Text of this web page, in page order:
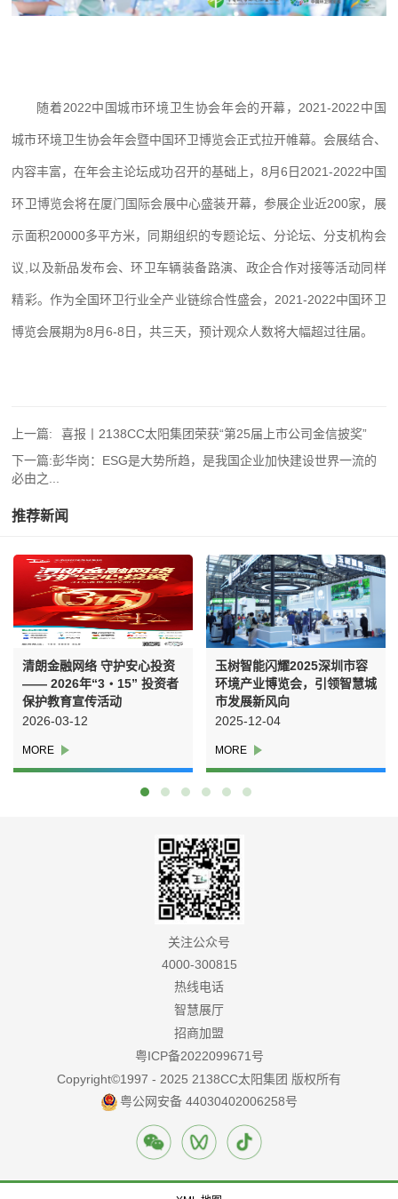
随着2022中国城市环境卫生协会年会的开幕，2021-2022中国
城市环境卫生协会年会暨中国环卫博览会正式拉开帷幕。会展结合、
内容丰富，在年会主论坛成功召开的基础上，8月6日2021-2022中国
环卫博览会将在厦门国际会展中心盛装开幕，参展企业近200家，展
示面积20000多平方米，同期组织的专题论坛、分论坛、分支机构会
议,以及新品发布会、环卫车辆装备路演、政企合作对接等活动同样
精彩。作为全国环卫行业全产业链综合性盛会，2021-2022中国环卫
博览会展期为8月6-8日，共三天，预计观众人数将大幅超过往届。
上一篇:
喜报丨2138CC太阳集团荣获“第25届上市公司金信披奖”
下一篇:彭华岗：ESG是大势所趋，是我国企业加快建设世界一流的
必由之...
推荐新闻
清朗金融网络 守护安心投资
—— 2026年“3・15” 投资者
保护教育宣传活动
2026-03-12
玉树智能闪耀2025深圳市容
环境产业博览会，引领智慧城
市发展新风向
2025-12-04
关注公众号
4000-300815
热线电话
智慧展厅
招商加盟
粤ICP备2022099671号
Copyright©1997 - 2025 2138CC太阳集团 版权所有
粤公网安备 44030402006258号